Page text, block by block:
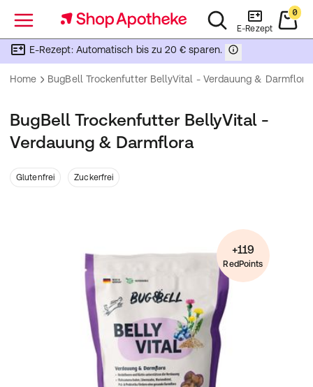
Menü E-Rezept
0
E-Rezept: Automatisch bis zu 20 € sparen.
Home BugBell Trockenfutter BellyVital - Verdauung & Darmflora
BugBell Trockenfutter BellyVital -
Verdauung & Darmflora
Glutenfrei Zuckerfrei
+119
RedPoints